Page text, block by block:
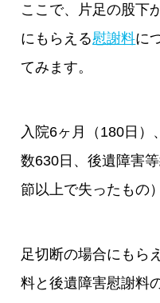
ここで、片足の股下
にもらえる慰謝料に
てみます。
入院6ヶ月（180日）
数630日、後遺障害
節以上で失ったもの
足切断の場合にもら
料と後遺障害慰謝料